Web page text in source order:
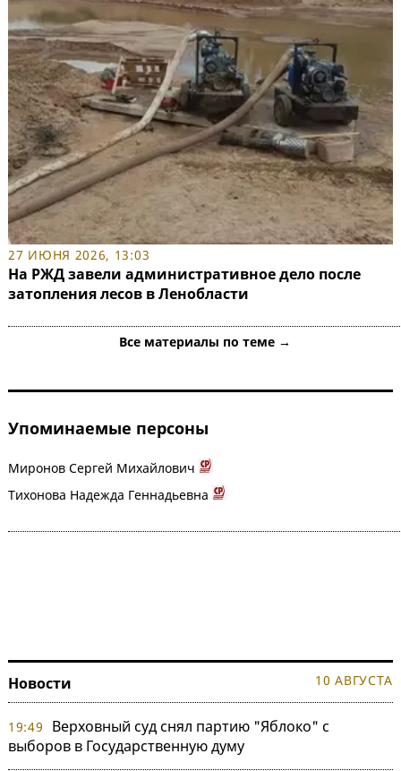
27 ИЮНЯ 2026, 13:03
На РЖД завели административное дело после
затопления лесов в Ленобласти
Все материалы по теме →
Упоминаемые персоны
Миронов Сергей Михайлович
Тихонова Надежда Геннадьевна
Новости 10 АВГУСТА
19:49
Верховный суд снял партию "Яблоко" с
выборов в Государственную думу